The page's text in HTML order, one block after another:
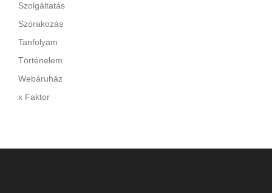
Szolgáltatás
Szórakozás
Tanfolyam
Történelem
Webáruház
x Faktor